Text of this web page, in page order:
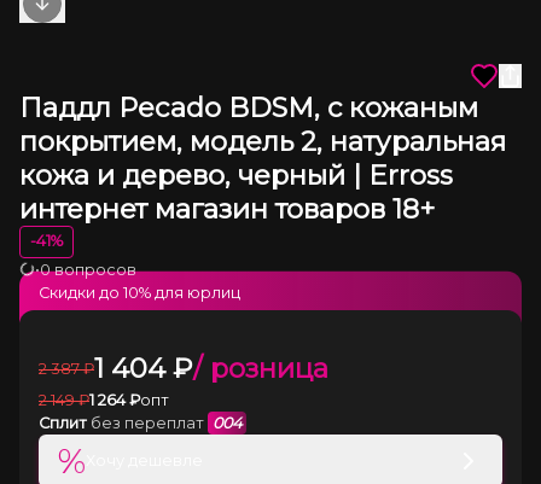
Next slide
Паддл Pecado BDSM, с кожаным
покрытием, модель 2, натуральная
кожа и дерево, черный | Erross
интернет магазин товаров 18+
-41%
Загрузка
•0 вопросов
2 387 ₽1 404₽/ розница
2 149 ₽1 264₽опт
Сплит без переплат 004
%
Скидки до 10% для юрлиц